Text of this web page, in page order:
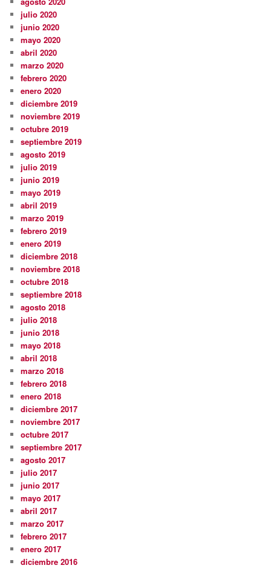
julio 2020
junio 2020
mayo 2020
abril 2020
marzo 2020
febrero 2020
enero 2020
diciembre 2019
noviembre 2019
octubre 2019
septiembre 2019
agosto 2019
julio 2019
junio 2019
mayo 2019
abril 2019
marzo 2019
febrero 2019
enero 2019
diciembre 2018
noviembre 2018
octubre 2018
septiembre 2018
agosto 2018
julio 2018
junio 2018
mayo 2018
abril 2018
marzo 2018
febrero 2018
enero 2018
diciembre 2017
noviembre 2017
octubre 2017
septiembre 2017
agosto 2017
julio 2017
junio 2017
mayo 2017
abril 2017
marzo 2017
febrero 2017
enero 2017
diciembre 2016